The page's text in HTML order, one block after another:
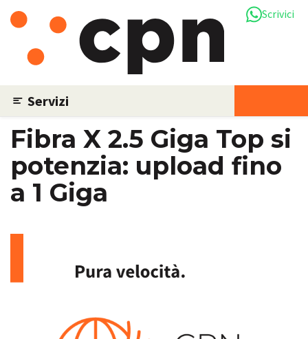
Scrivici
Servizi
News
Fibra X 2.5 Giga Top si
potenzia: upload fino
a 1 Giga